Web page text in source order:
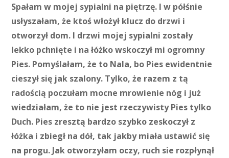
Spałam w mojej sypialni na piętrzę. I w półśnie
usłyszałam, że ktoś włożył klucz do drzwi i
otworzył dom. I drzwi mojej sypialni zostały
lekko pchnięte i na łóżko wskoczył mi ogromny
Pies. Pomyślałam, że to Nala, bo Pies ewidentnie
cieszył się jak szalony. Tylko, że razem z tą
radością poczułam mocne mrowienie nóg i już
wiedziałam, że to nie jest rzeczywisty Pies tylko
Duch. Pies zresztą bardzo szybko zeskoczył z
łóżka i zbiegł na dół, tak jakby miała ustawić się
na progu. Jak otworzyłam oczy, ruch sie rozpłynął